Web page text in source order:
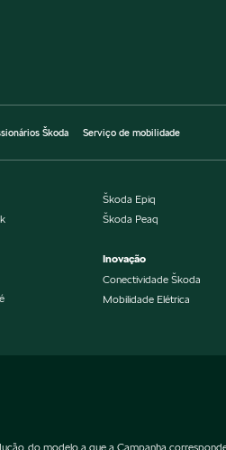
Škoda Serviço de mobilidade
Škoda Epiq
Škoda Peaq
Inovação
Conectividade Škoda
Mobilidade Elétrica
do modelo a que a Campanha